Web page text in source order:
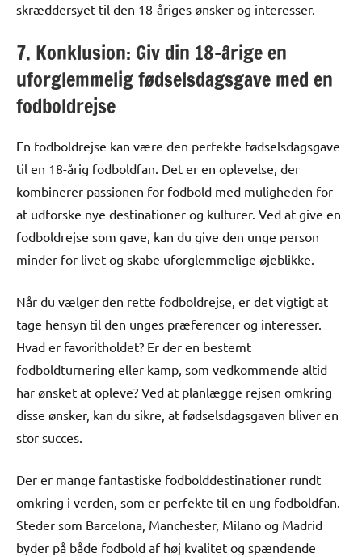
skræddersyet til den 18-åriges ønsker og interesser.
7. Konklusion: Giv din 18-årige en
uforglemmelig fødselsdagsgave med en
fodboldrejse
En fodboldrejse kan være den perfekte fødselsdagsgave
til en 18-årig fodboldfan. Det er en oplevelse, der
kombinerer passionen for fodbold med muligheden for
at udforske nye destinationer og kulturer. Ved at give en
fodboldrejse som gave, kan du give den unge person
minder for livet og skabe uforglemmelige øjeblikke.
Når du vælger den rette fodboldrejse, er det vigtigt at
tage hensyn til den unges præferencer og interesser.
Hvad er favoritholdet? Er der en bestemt
fodboldturnering eller kamp, som vedkommende altid
har ønsket at opleve? Ved at planlægge rejsen omkring
disse ønsker, kan du sikre, at fødselsdagsgaven bliver en
stor succes.
Der er mange fantastiske fodbolddestinationer rundt
omkring i verden, som er perfekte til en ung fodboldfan.
Steder som Barcelona, Manchester, Milano og Madrid
byder på både fodbold af høj kvalitet og spændende